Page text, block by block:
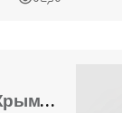
глубокую